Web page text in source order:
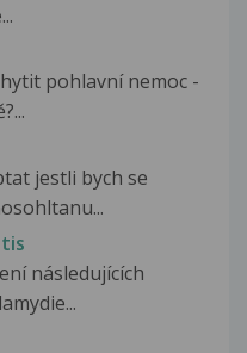
pohlavní nemoc -
jestli bych se
následujících